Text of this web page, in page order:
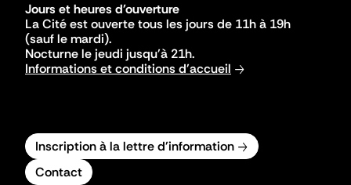
Jours et heures d'ouverture
La Cité est ouverte tous les jours de 11h à 19h
(sauf le mardi).
Nocturne le jeudi jusqu'à 21h.
Informations et conditions d'accueil
Inscription à la lettre d'information
Contact